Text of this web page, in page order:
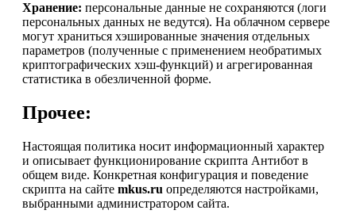
Хранение: персональные данные не сохраняются (логи
персональных данных не ведутся). На облачном сервере
могут храниться хэшированные значения отдельных
параметров (полученные с применением необратимых
криптографических хэш-функций) и агрегированная
статистика в обезличенной форме.
Прочее:
Настоящая политика носит информационный характер
и описывает функционирование скрипта Антибот в
общем виде. Конкретная конфигурация и поведение
скрипта на сайте mkus.ru определяются настройками,
выбранными администратором сайта.